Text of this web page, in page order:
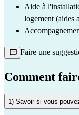
Aide à
logement (aides
Faire une
Comment
1) Savoir si vous